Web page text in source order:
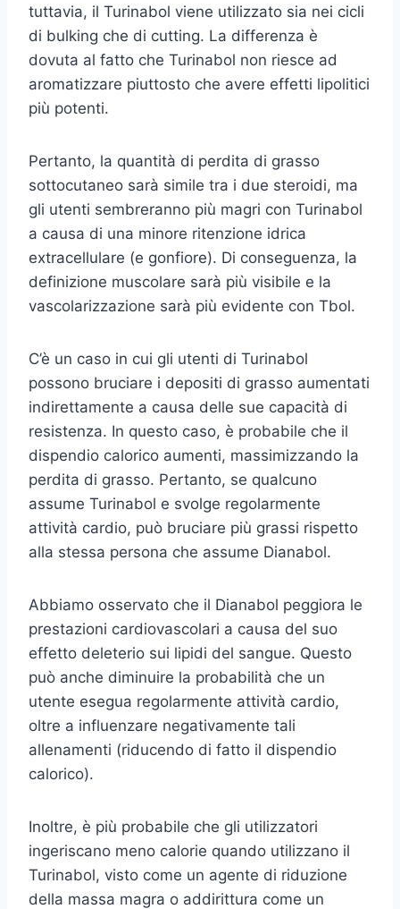
tuttavia, il Turinabol viene utilizzato sia nei cicli
di bulking che di cutting. La differenza è
dovuta al fatto che Turinabol non riesce ad
aromatizzare piuttosto che avere effetti lipolitici
più potenti.
Pertanto, la quantità di perdita di grasso
sottocutaneo sarà simile tra i due steroidi, ma
gli utenti sembreranno più magri con Turinabol
a causa di una minore ritenzione idrica
extracellulare (e gonfiore). Di conseguenza, la
definizione muscolare sarà più visibile e la
vascolarizzazione sarà più evidente con Tbol.
C’è un caso in cui gli utenti di Turinabol
possono bruciare i depositi di grasso aumentati
indirettamente a causa delle sue capacità di
resistenza. In questo caso, è probabile che il
dispendio calorico aumenti, massimizzando la
perdita di grasso. Pertanto, se qualcuno
assume Turinabol e svolge regolarmente
attività cardio, può bruciare più grassi rispetto
alla stessa persona che assume Dianabol.
Abbiamo osservato che il Dianabol peggiora le
prestazioni cardiovascolari a causa del suo
effetto deleterio sui lipidi del sangue. Questo
può anche diminuire la probabilità che un
utente esegua regolarmente attività cardio,
oltre a influenzare negativamente tali
allenamenti (riducendo di fatto il dispendio
calorico).
Inoltre, è più probabile che gli utilizzatori
ingeriscano meno calorie quando utilizzano il
Turinabol, visto come un agente di riduzione
della massa magra o addirittura come un